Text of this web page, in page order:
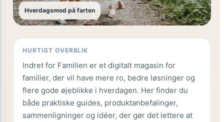
Hverdagsmod på farten
HURTIGT OVERBLIK
Indret for Familien er et digitalt magasin for
familier, der vil have mere ro, bedre løsninger og
flere gode øjeblikke i hverdagen. Her finder du
både praktiske guides, produktanbefalinger,
sammenligninger og idéer, der gør det lettere at